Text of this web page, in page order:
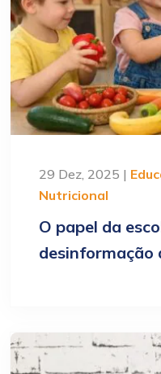
29 Dez, 2025 |
Nutricional
O papel da
desinformação